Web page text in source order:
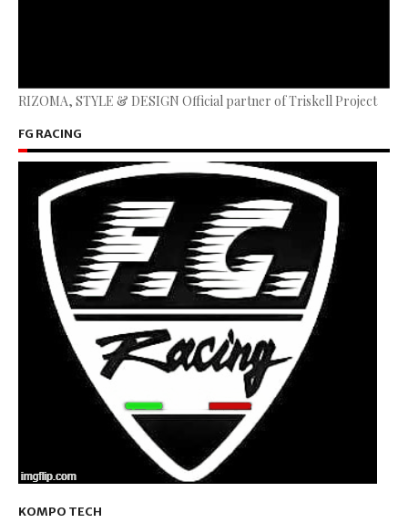
RIZOMA, STYLE & DESIGN Official partner of Triskell Project
FG RACING
KOMPO TECH